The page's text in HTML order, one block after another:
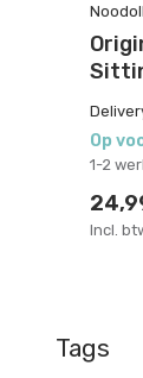
Noodoll
Op
1-2
Incl.
Tags